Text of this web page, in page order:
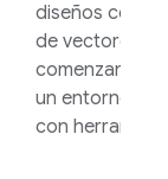
diseños con
de vectores,
comenzando
un entorno
con